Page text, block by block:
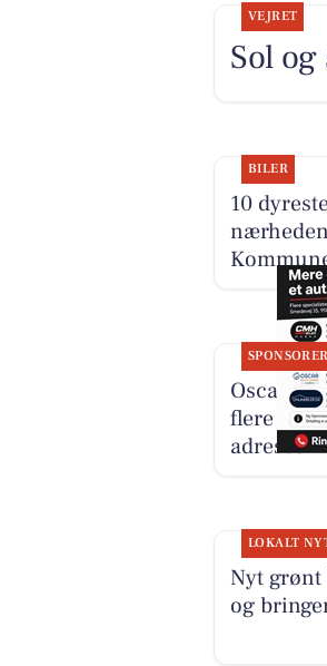
VEJRET
Sol
BILER
10
Oscar
flere
adresse
LOKALT
Nyt
og